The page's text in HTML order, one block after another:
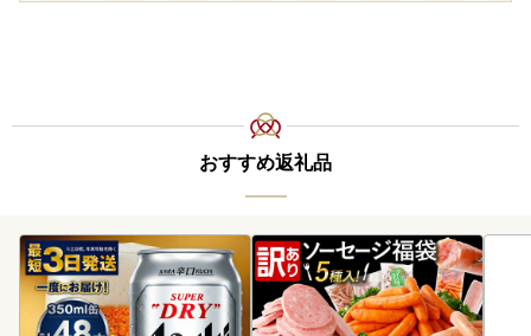
おすすめ返礼品